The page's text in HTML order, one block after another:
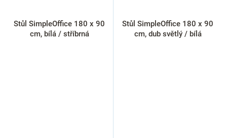
Stůl SimpleOffice 180 x 90
cm, bílá / stříbrná
Stůl SimpleOffice 180 x 90
cm, dub světlý / bílá